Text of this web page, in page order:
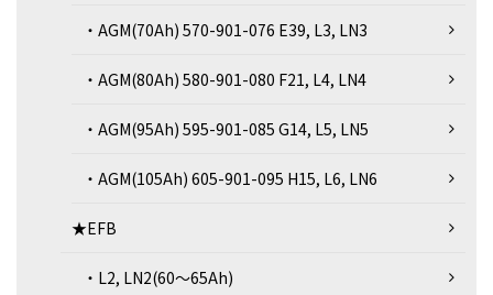
・AGM(70Ah) 570-901-076 E39, L3, LN3
・AGM(80Ah) 580-901-080 F21, L4, LN4
・AGM(95Ah) 595-901-085 G14, L5, LN5
・AGM(105Ah) 605-901-095 H15, L6, LN6
★EFB
・L2, LN2(60～65Ah)